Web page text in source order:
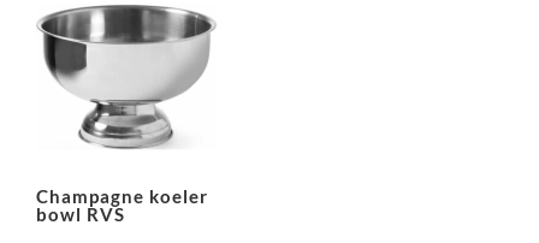
M-Rental heeft totaalpakketten voor evenementen. Van
bruiloften en bedrijfsfeesten tot tuinfeesten.
Bekijk de mogelijkheden
Catering
Complete tafel indekking
DJ booths
Feest pakketten
Geluidsinstallatie & microfoons
Champagne koeler
bowl RVS